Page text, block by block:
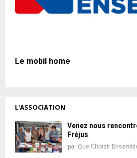
Le mobil home
L'ASSOCIATION
Venez nous
Fréjus
par Que Choisir